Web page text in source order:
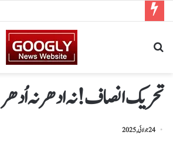
تحریک انصاف! نہ ادھر نہ اُدھر
24 جولائی, 2025